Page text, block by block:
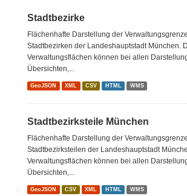
Stadtbezirke
Flächenhafte Darstellung der
Stadtbezirken der Landeshauptstadt München.
Verwaltungsflächen können bei allen
Übersichten,...
GeoJSON XML CSV HTML WMS
Stadtbezirksteile München
Flächenhafte Darstellung der
Stadtbezirksteilen der Landeshauptstadt
Verwaltungsflächen können bei allen
Übersichten,...
GeoJSON CSV XML HTML WMS